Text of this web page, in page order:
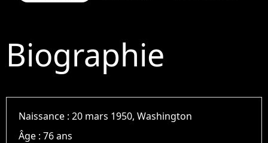
Biographie
Naissance :20 mars 1950, Washington
Âge :76 ans